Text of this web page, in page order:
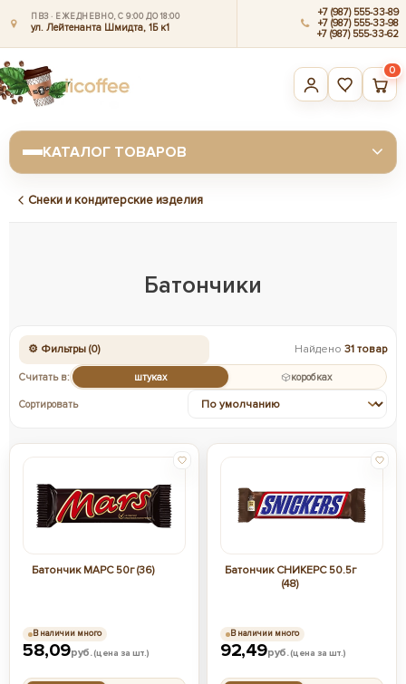
ПВЗ · ЕЖЕДНЕВНО, С 9:00 ДО 18:00
ул. Лейтенанта Шмидта, 1Б к1
+7 (987) 555-33-89
+7 (987) 555-33-98
+7 (987) 555-33-62
0
КАТАЛОГ ТОВАРОВ
Снеки и кондитерские изделия
Батончики
⚙ Фильтры (0) Найдено 31 товар
Считать в: штуках коробках
Сортировать
Батончик МАРС 50г (36)
58,09руб.(цена за шт.)
В наличии много
Батончик СНИКЕРС 50.5г
(48)
92,49руб.(цена за шт.)
В наличии много